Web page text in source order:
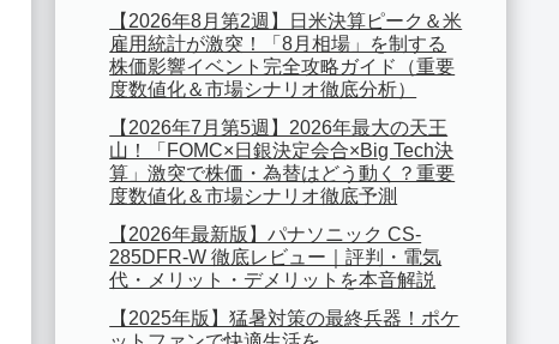
【2026年8月第2週】日米決算ピーク＆米
雇用統計が激突！「8月相場」を制する
株価影響イベント完全攻略ガイド（重要
度数値化＆市場シナリオ徹底分析）
【2026年7月第5週】2026年最大の天王
山！「FOMC×日銀決定会合×Big Tech決
算」激突で株価・為替はどう動く？重要
度数値化＆市場シナリオ徹底予測
【2026年最新版】パナソニック CS-
285DFR-W 徹底レビュー｜評判・電気
代・メリット・デメリットを本音解説
【2025年版】猛暑対策の最終兵器！ポケ